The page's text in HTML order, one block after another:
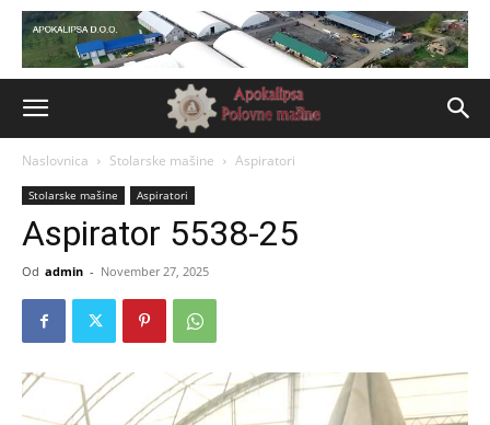
Naslovnica Stolarske mašine Aspiratori
Stolarske mašine Aspiratori
Aspirator 5538-25
Od admin - November 27, 2025